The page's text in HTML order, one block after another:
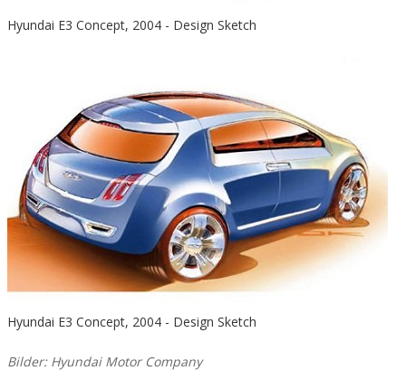
Hyundai E3 Concept, 2004 - Design Sketch
Hyundai E3 Concept, 2004 - Design Sketch
Bilder: Hyundai Motor Company